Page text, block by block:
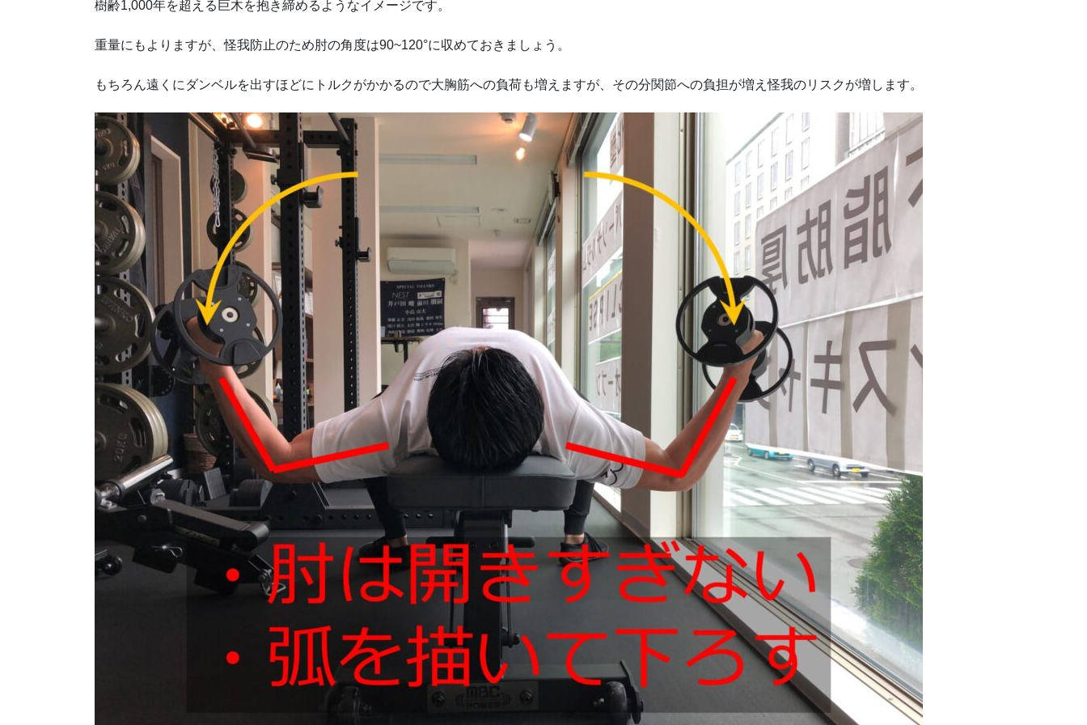
樹齢1,000年を超える巨木を抱き締めるようなイメージです。
重量にもよりますが、怪我防止のため肘の角度は90~120°に収めておきましょう。
もちろん遠くにダンベルを出すほどにトルクがかかるので大胸筋への負荷も増えますが、その分関節への負担が増え怪我のリスクが増します。